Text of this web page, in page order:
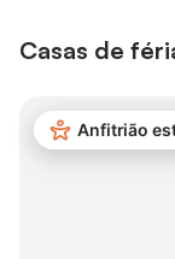
Casas de
Anfitrião